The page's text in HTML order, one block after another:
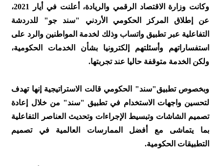
وكانت وزارة الاقتصاد الرقمي والريادة، أعلنت في أيار 2021،
عن إطلاق المركز الحكومي الأردني "سند جو" للدردشة
التفاعلية عبر تطبيق واتساب وذلك لخدمة المواطنين والرد على
استفساراتهم وأسئلتهم إلكترونيا بشأن الخدمات الحكومية،
ولكن الخدمة متوقفة حاليا عند تجربتها.
وبخصوص تطبيق"سند" الحكومي قالت الاستراتيجية إنها تهدف
لتحسين واجهات الاستخدام في تطبيق "سند" من خلال إعادة
تصميم الشاشات وتبسيط الإجراءات وتحديث العناصر التفاعلية
بما يتماشى مع أفضل الممارسات العالمية في تصميم
التطبيقات الحكومية.